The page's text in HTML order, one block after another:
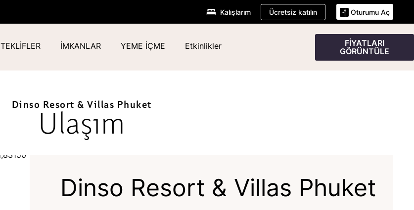
Kalışlarım Ücretsiz katılın Oturumu Aç
TEKLİFLER İMKANLAR YEME İÇME Etkinlikler
FIYATLARI
GÖRÜNTÜLE
Dinso Resort & Villas Phuket
Ulaşım
Dinso Resort & Villas Phuket